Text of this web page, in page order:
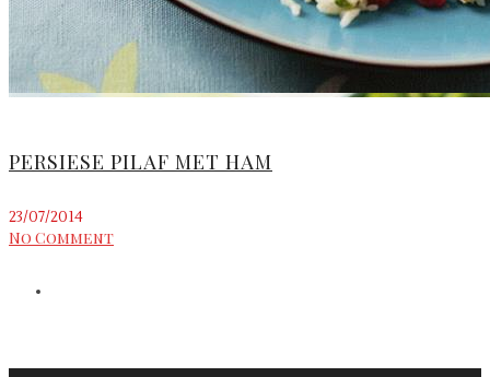
PERSIESE PILAF MET HAM
23/07/2014
No Comment